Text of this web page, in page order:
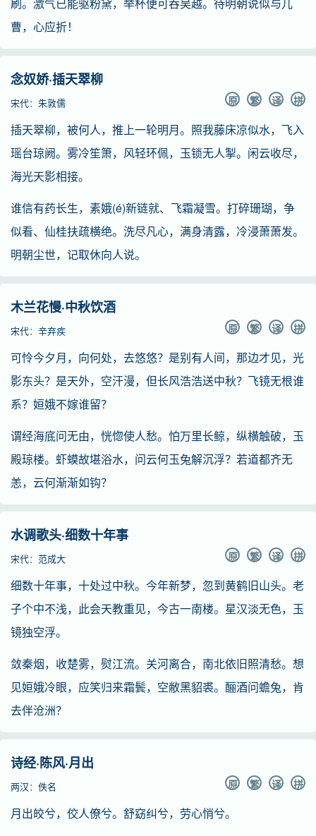
曹，心应折！
念奴娇·插天翠柳
宋代： 朱敦儒 拼
译
繁
原
插天翠柳，被何人，推上一轮明月。照我藤床凉似水，飞入
瑶台琼阙。雾冷笙箫，风轻环佩，玉锁无人掣。闲云收尽，
海光天影相接。
谁信有药长生，素娥(é)新链就、飞霜凝雪。打碎珊瑚，争
似看、仙桂扶疏横绝。洗尽凡心，满身清露，冷浸萧萧发。
明朝尘世，记取休向人说。
木兰花慢·中秋饮酒
宋代： 辛弃疾 拼
译
繁
原
可怜今夕月，向何处，去悠悠？是别有人间，那边才见，光
影东头？是天外，空汗漫，但长风浩浩送中秋？飞镜无根谁
系？姮娥不嫁谁留？
谓经海底问无由，恍惚使人愁。怕万里长鲸，纵横触破，玉
殿琼楼。虾蟆故堪浴水，问云何玉兔解沉浮？若道都齐无
恙，云何渐渐如钩？
水调歌头·细数十年事
宋代： 范成大 拼
译
繁
原
细数十年事，十处过中秋。今年新梦，忽到黄鹤旧山头。老
子个中不浅，此会天教重见，今古一南楼。星汉淡无色，玉
镜独空浮。
敛秦烟，收楚雾，熨江流。关河离合，南北依旧照清愁。想
见姮娥冷眼，应笑归来霜鬓，空敝黑貂裘。酾酒问蟾兔，肯
去伴沧洲？
诗经·陈风·月出
两汉： 佚名 拼
译
繁
原
月出皎兮，佼人僚兮。舒窈纠兮，劳心悄兮。